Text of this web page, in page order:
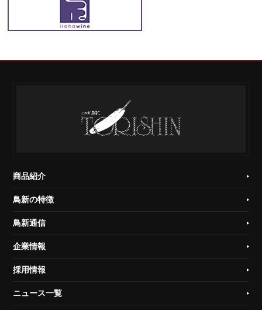
商品紹介
鳥新の特徴
鳥新通信
企業情報
採用情報
ニュース一覧